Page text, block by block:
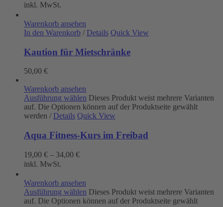
inkl. MwSt.
Warenkorb ansehen
In den Warenkorb / Details Quick View
Kaution für Mietschränke
50,00 €
Warenkorb ansehen
Ausführung wählen Dieses Produkt weist mehrere Varianten
auf. Die Optionen können auf der Produktseite gewählt
werden / Details Quick View
Aqua Fitness-Kurs im Freibad
19,00 € – 34,00 €
inkl. MwSt.
Warenkorb ansehen
Ausführung wählen Dieses Produkt weist mehrere Varianten
auf. Die Optionen können auf der Produktseite gewählt